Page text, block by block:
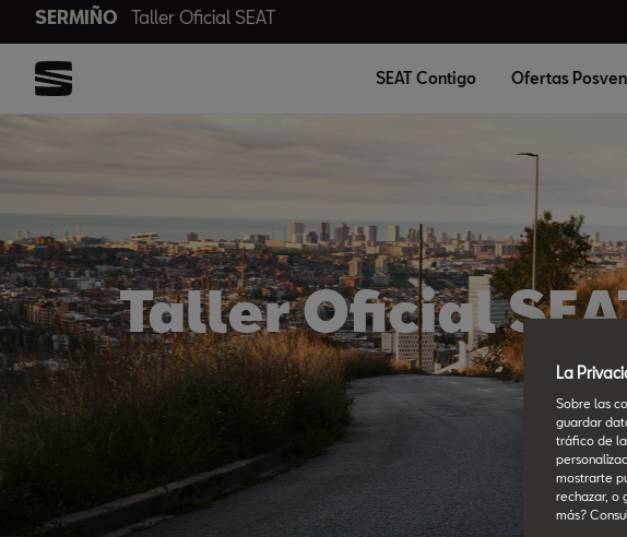
SERMIÑO Taller Oficial SEAT
SEAT Contigo Ofertas
Taller Oficial
La
Sobre las
guardar
tráfico de
mostrarte
rechazar, o
más?